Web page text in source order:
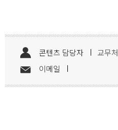
콘텐츠 담당자
교무처
이메일